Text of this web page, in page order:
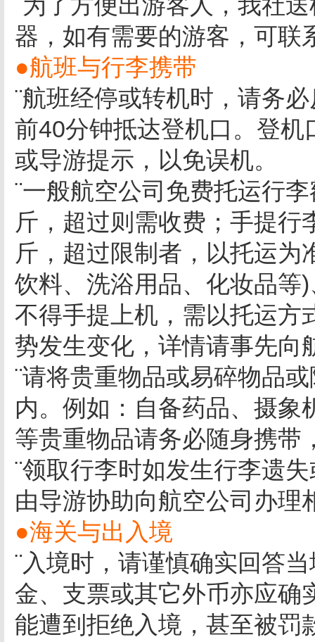
器，如有需要的游客，可联
●航班与行李携带
¨航班经停或转机时，请务
前40分钟抵达登机口。登
或导游提示，以免误机。
¨一般航空公司免费托运行
斤，超过则需收费；手提
斤，超过限制者，以托运为
饮料、洗浴用品、化妆品等
不得手提上机，需以托运方
势发生变化，详情请事先向
¨请将贵重物品或易碎物品
内。例如：自备药品、摄象
等贵重物品请务必随身携带
¨领取行李时如发生行李遗
由导游协助向航空公司办理
●海关与出入境
¨入境时，请谨慎确实回答
金、支票或其它外币亦应确
能遭到拒绝入境，甚至被罚